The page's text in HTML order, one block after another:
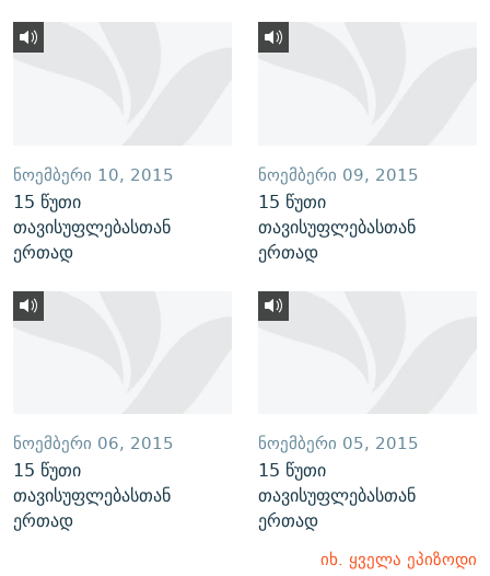
ᲜᲝᲔᲛᲑᲔᲠᲘ 10, 2015
15 წუთი
თავისუფლებასთან
ერთად
ᲜᲝᲔᲛᲑᲔᲠᲘ 09, 2015
15 წუთი
თავისუფლებასთან
ერთად
ᲜᲝᲔᲛᲑᲔᲠᲘ 06, 2015
15 წუთი
თავისუფლებასთან
ერთად
ᲜᲝᲔᲛᲑᲔᲠᲘ 05, 2015
15 წუთი
თავისუფლებასთან
ერთად
იხ. ყველა ეპიზოდი